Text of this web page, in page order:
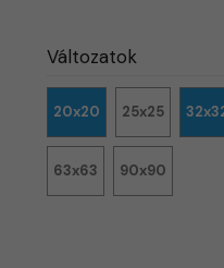
Változatok
20x20 25x25
63x63 90x90